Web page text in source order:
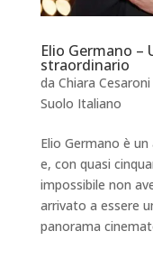
Elio Germano
straordinario
da Chiara Cesaroni
Suolo Italiano
Elio Germano è
e, con quasi
impossibile non
arrivato a essere
panorama